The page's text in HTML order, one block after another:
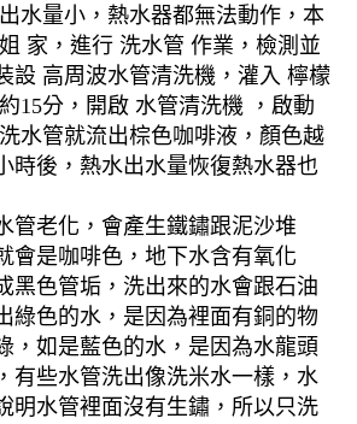
水量小，熱水器都無法動作，本
家，進行 洗水管 作業，檢測並
設 高周波水管清洗機，灌入 檸檬
15分，開啟 水管清洗機 ，啟動
水管就流出棕色咖啡液，顏色越
時後，熱水出水量恢復熱水器也
管老化，會產生鐵鏽跟泥沙堆
會是咖啡色，地下水含有氧化
黑色管垢，洗出來的水會跟石油
綠色的水，是因為裡面有銅的物
，如是藍色的水，是因為水龍頭
有些水管洗出像洗米水一樣，水
明水管裡面沒有生鏽，所以只洗